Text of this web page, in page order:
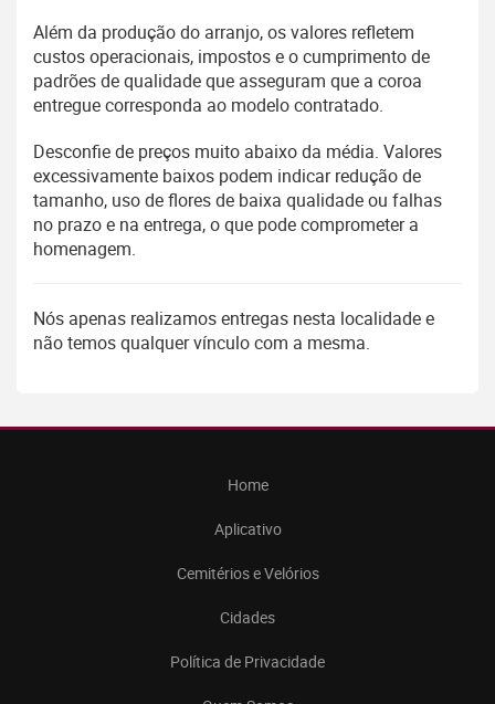
Além da produção do arranjo, os valores refletem
custos operacionais, impostos e o cumprimento de
padrões de qualidade que asseguram que a coroa
entregue corresponda ao modelo contratado.
Desconfie de preços muito abaixo da média. Valores
excessivamente baixos podem indicar redução de
tamanho, uso de flores de baixa qualidade ou falhas
no prazo e na entrega, o que pode comprometer a
homenagem.
Nós apenas realizamos entregas nesta localidade e
não temos qualquer vínculo com a mesma.
Home
Aplicativo
Cemitérios e Velórios
Cidades
Política de Privacidade